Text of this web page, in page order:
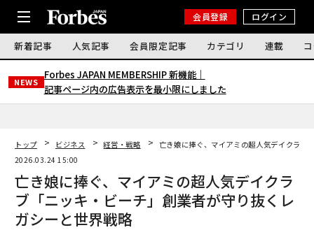
会員登録 ログイン
新着記事 人気記事 会員限定記事 カテゴリ 連載
NEWS
Forbes JAPAN MEMBERSHIP 新機能｜
記事ページ内の広告表示を最小限にしました
トップ ビジネス 経営・戦略
亡き娘に捧ぐ、マイアミの超人気デイクラブ
2026.03.24 15:00
亡き娘に捧ぐ、マイアミの超人気デイクラ
ブ「ニッキ・ビーチ」創業者が守り抜くレ
ガシーと世界戦略